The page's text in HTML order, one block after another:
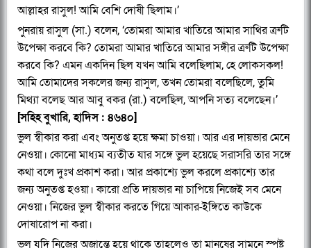
আল্লাহর রাসুল! আমি বেশি দোষী ছিলাম।’
পুনরায় রাসুল (সা.) বলেন, ‘তোমরা আমার খাতিরে আমার সাথির ত্রুটি
উপেক্ষা করবে কি? তোমরা আমার খাতিরে আমার সঙ্গীর ত্রুটি উপেক্ষা
করবে কি? এমন একদিন ছিল যখন আমি বলেছিলাম, হে লোকসকল!
আমি তোমাদের সকলের জন্য রাসুল, তখন তোমরা বলেছিলে, তুমি
মিথ্যা বলেছ আর আবু বকর (রা.) বলেছিল, আপনি সত্য বলেছেন।’
[সহিহ বুখারি, হাদিস : ৪৬৪০]
ভুল স্বীকার করা এবং অনুতপ্ত হয়ে ক্ষমা চাওয়া। আর এর দায়ভার মেনে
নেওয়া। কোনো মাধ্যম ব্যতীত যার সঙ্গে ভুল হয়েছে সরাসরি তার সঙ্গে
কথা বলে দুঃখ প্রকাশ করা। আর প্রকাশ্যে ভুল করলে প্রকাশ্যে তার
জন্য অনুতপ্ত হওয়া। কারো প্রতি দায়ভার না চাপিয়ে নিজেই সব মেনে
নেওয়া। নিজের ভুল স্বীকার করতে গিয়ে আকার-ইঙ্গিতে কাউকে
দোষারোপ না করা।
ভুল যদি নিজের অজান্তে হয়ে থাকে তাহলেও তা মানুষের সামনে স্পষ্ট